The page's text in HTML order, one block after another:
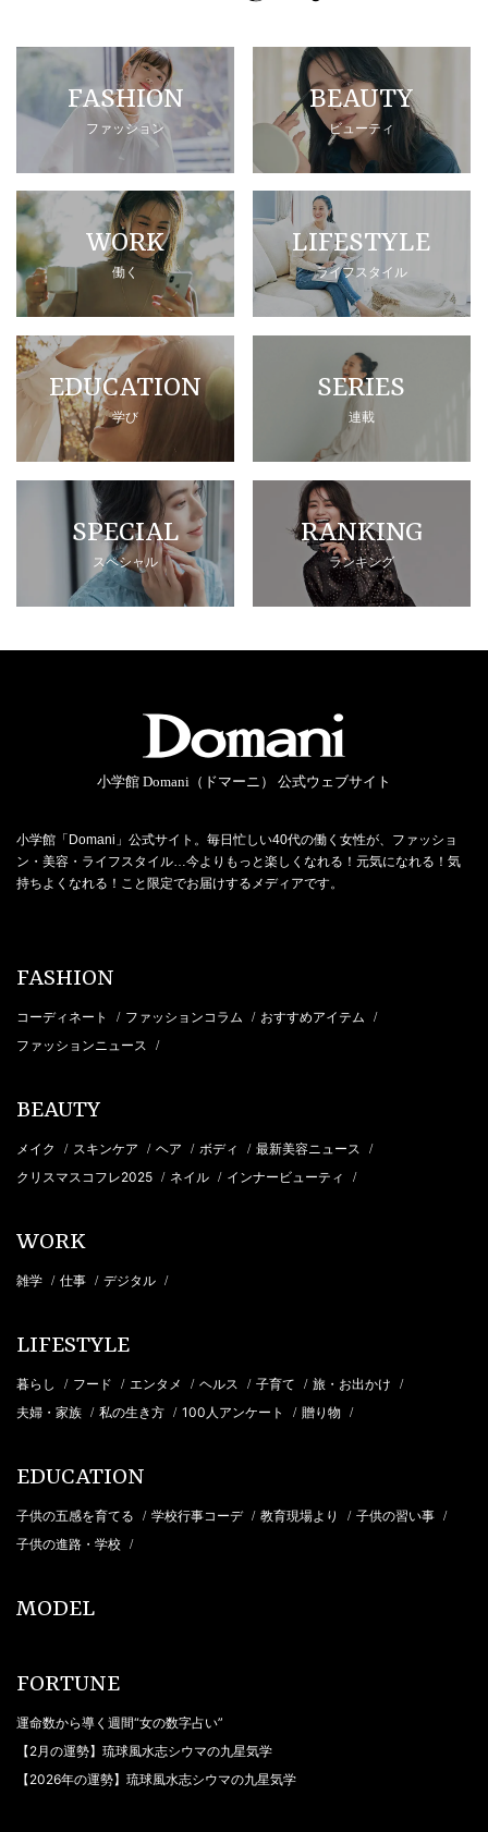
FASHION
ファッション
BEAUTY
ビューティ
WORK
働く
LIFESTYLE
ライフスタイル
EDUCATION
学び
SERIES
連載
SPECIAL
スペシャル
RANKING
ランキング
小学館 Domani（ドマーニ） 公式ウェブサイト
小学館「Domani」公式サイト。毎日忙しい40代の働く女性が、ファッショ
ン・美容・ライフスタイル…今よりもっと楽しくなれる！元気になれる！気
持ちよくなれる！こと限定でお届けするメディアです。
FASHION
コーディネート / ファッションコラム / おすすめアイテム /
ファッションニュース /
BEAUTY
メイク / スキンケア / ヘア / ボディ / 最新美容ニュース /
クリスマスコフレ2025 / ネイル / インナービューティ /
WORK
雑学 / 仕事 / デジタル /
LIFESTYLE
暮らし / フード / エンタメ / ヘルス / 子育て / 旅・お出かけ /
夫婦・家族 / 私の生き方 / 100人アンケート / 贈り物 /
EDUCATION
子供の五感を育てる / 学校行事コーデ / 教育現場より / 子供の習い事 /
子供の進路・学校 /
MODEL
FORTUNE
運命数から導く週間“女の数字占い”
【2月の運勢】琉球風水志シウマの九星気学
【2026年の運勢】琉球風水志シウマの九星気学